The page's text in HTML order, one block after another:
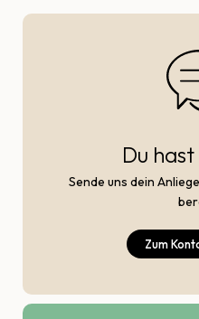
Du hast
Sende uns dein
Zum